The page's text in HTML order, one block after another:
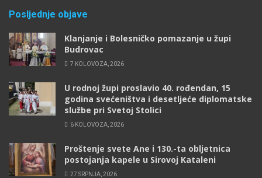
Posljednje objave
Klanjanje i Bolesničko pomazanje u župi
Budrovac
7 KOLOVOZA, 2026
U rodnoj župi proslavio 40. rođendan, 15
godina svećeništva i desetljeće diplomatske
službe pri Svetoj Stolici
6 KOLOVOZA, 2026
Proštenje svete Ane i 130.-ta obljetnica
postojanja kapele u Sirovoj Kataleni
27 SRPNJA, 2026